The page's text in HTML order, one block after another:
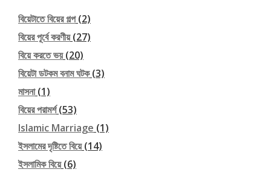
বিয়েটাতে বিয়ের গল্প(2)
বিয়ের পূর্বে করণীয়(27)
বিয়ে করতে ভয়(20)
বিয়েটা ডটকম বনাম ঘটক(3)
মাসনা(1)
বিয়ের পরামর্শ(53)
Islamic Marriage (1)
ইসলামের দৃষ্টিতে বিয়ে(14)
ইসলামিক বিয়ে(6)